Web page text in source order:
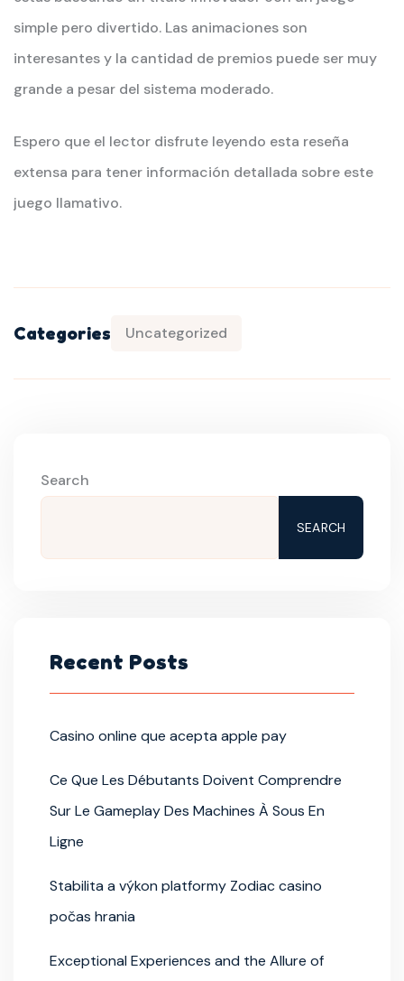
simple pero divertido. Las animaciones son
interesantes y la cantidad de premios puede ser muy
grande a pesar del sistema moderado.
Espero que el lector disfrute leyendo esta reseña
extensa para tener información detallada sobre este
juego llamativo.
Categories Uncategorized
Search
SEARCH
Recent Posts
Casino online que acepta apple pay
Ce Que Les Débutants Doivent Comprendre
Sur Le Gameplay Des Machines À Sous En
Ligne
Stabilita a výkon platformy Zodiac casino
počas hrania
Exceptional Experiences and the Allure of